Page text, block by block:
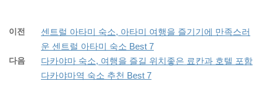
이전
센트럴 아타미 숙소, 아타미 여행을 즐기기에 만족스러
운 센트럴 아타미 숙소 Best 7
다음
다카야마 숙소, 여행을 즐길 위치좋은 료칸과 호텔 포함
다카야마역 숙소 추천 Best 7